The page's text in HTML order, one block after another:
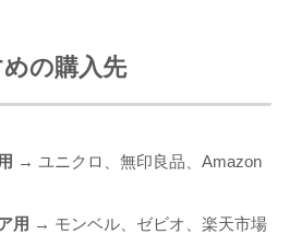
の購入先
→ ユニクロ、無印良品、Amazon
用 → モンベル、ゼビオ、楽天市場